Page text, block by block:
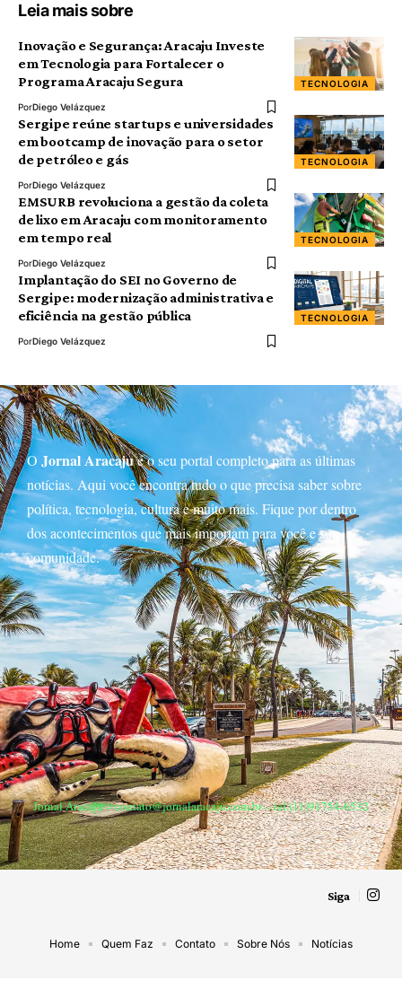
Leia mais sobre
TECNOLOGIA
Inovação e Segurança: Aracaju Investe
em Tecnologia para Fortalecer o
Programa Aracaju Segura
PorDiego Velázquez
TECNOLOGIA
Sergipe reúne startups e universidades
em bootcamp de inovação para o setor
de petróleo e gás
PorDiego Velázquez
TECNOLOGIA
EMSURB revoluciona a gestão da coleta
de lixo em Aracaju com monitoramento
em tempo real
PorDiego Velázquez
TECNOLOGIA
Implantação do SEI no Governo de
Sergipe: modernização administrativa e
eficiência na gestão pública
PorDiego Velázquez
O Jornal Aracajué o seu portal completo para as últimas
notícias. Aqui você encontra tudo o que precisa saber sobre
política, tecnologia, cultura e muito mais. Fique por dentro
dos acontecimentos que mais importam para você e sua
comunidade.
Jornal Aracaju –contato@jornalaracaju.com.br– tel.(11)91754-6532
Siga
Home Quem Faz Contato Sobre Nós Notícias